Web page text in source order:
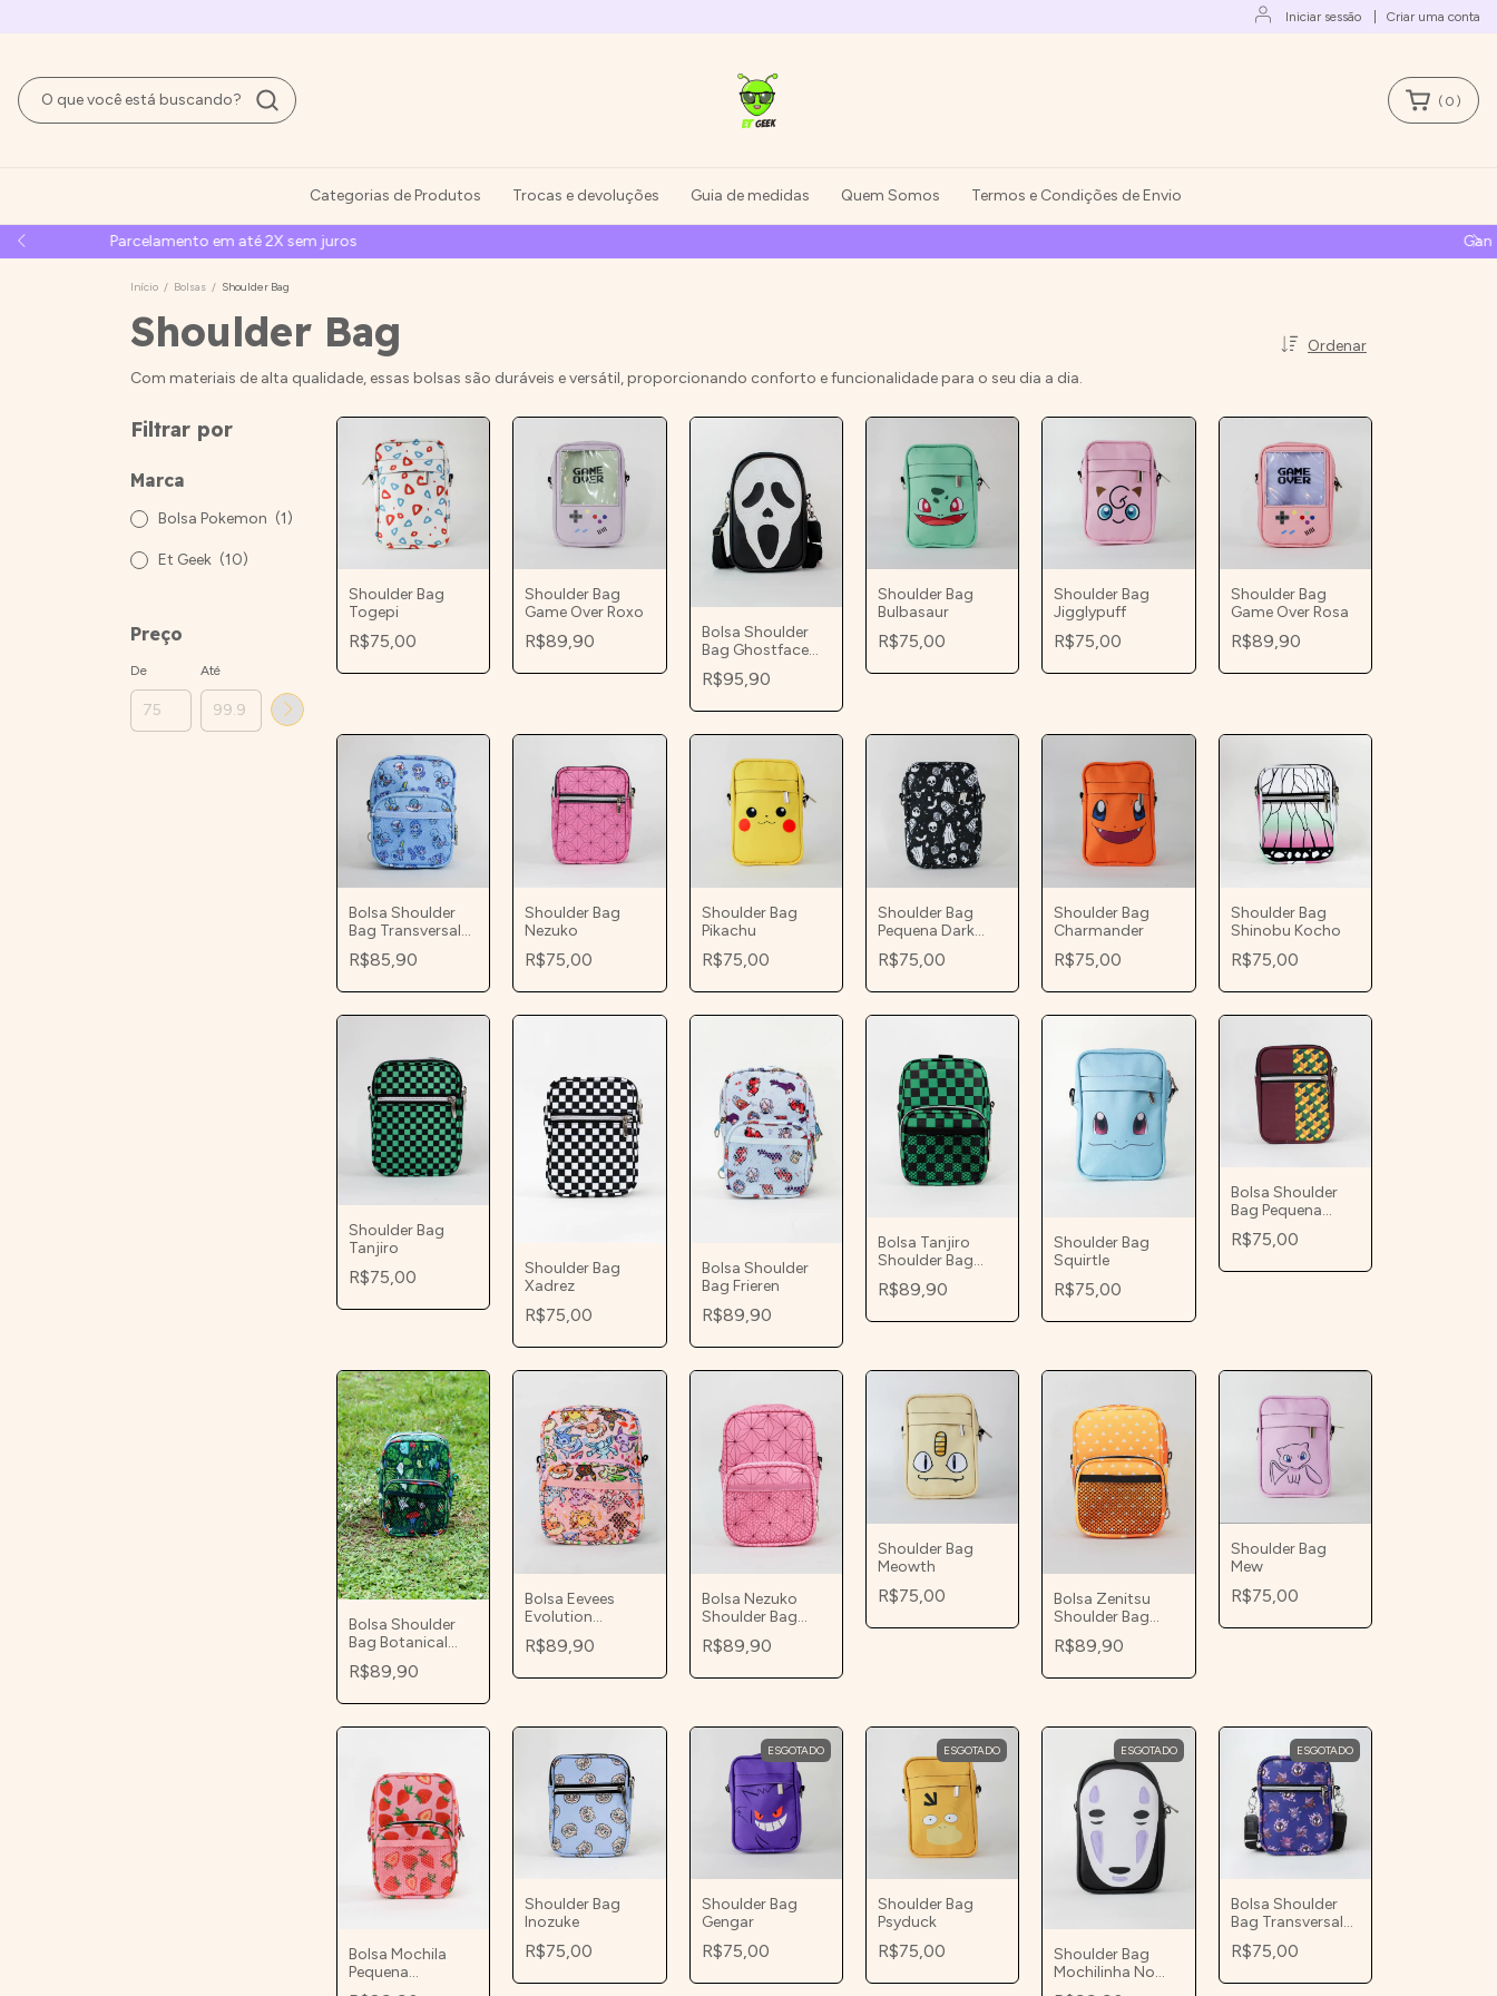
Iniciar sessão Criar uma conta
( 0 )
Categorias de Produtos Trocas e devoluções Guia de medidas Quem Somos Termos e Condições de Envio
Início / Bolsas / Shoulder Bag
Shoulder Bag
Ordenar
Com materiais de alta qualidade, essas bolsas são duráveis e versátil, proporcionando conforto e funcionalidade para o seu dia a dia.
Filtrar por
Marca
Bolsa Pokemon (1)
Et Geek (10)
Preço
De Até
Shoulder Bag
Togepi
R$75,00
Shoulder Bag
Game Over Roxo
R$89,90
Bolsa Shoulder
Bag Ghostface
Mochilinha
R$95,90
Shoulder Bag
Bulbasaur
R$75,00
Shoulder Bag
Jigglypuff
R$75,00
Shoulder Bag
Game Over Rosa
R$89,90
Bolsa Shoulder
Bag Transversal
PokeWater Iniciais
R$85,90
Shoulder Bag
Nezuko
R$75,00
Shoulder Bag
Pikachu
R$75,00
Shoulder Bag
Pequena Dark
Nightmare
R$75,00
Shoulder Bag
Charmander
R$75,00
Shoulder Bag
Shinobu Kocho
R$75,00
Shoulder Bag
Tanjiro
R$75,00
Shoulder Bag
Xadrez
R$75,00
Bolsa Shoulder
Bag Frieren
R$89,90
Bolsa Tanjiro
Shoulder Bag
Transversal
Pequena
R$89,90
Shoulder Bag
Squirtle
R$75,00
Bolsa Shoulder
Bag Pequena
Manto Tomioka
R$75,00
Bolsa Shoulder
Bag Botanical
trainer
R$89,90
Bolsa Eevees
Evolution
Shoulder Bag
Transversal
R$89,90
Bolsa Nezuko
Shoulder Bag
Transversal
Pequena
R$89,90
Shoulder Bag
Meowth
R$75,00
Bolsa Zenitsu
Shoulder Bag
Transversal
Pequena
R$89,90
Shoulder Bag
Mew
R$75,00
Bolsa Mochila
Pequena
Morangos
Shoulder Bag
Inozuke
R$75,00
ESGOTADO
Shoulder Bag
Gengar
R$75,00
ESGOTADO
Shoulder Bag
Psyduck
R$75,00
ESGOTADO
Shoulder Bag
Mochilinha No
Face
ESGOTADO
Bolsa Shoulder
Bag Transversal
PokeGhost
R$75,00